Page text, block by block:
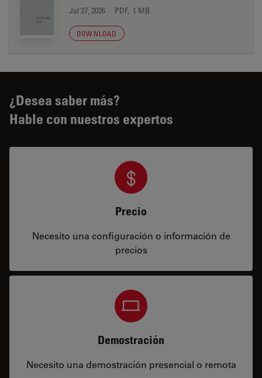
Jul 27, 2026 PDF, 1 MB
DOWNLOAD
¿Desea saber más?
Hable con nuestros expertos
Precio
Necesito una configuración o información de
precios
Demostración
Necesito una demostración presencial o remota